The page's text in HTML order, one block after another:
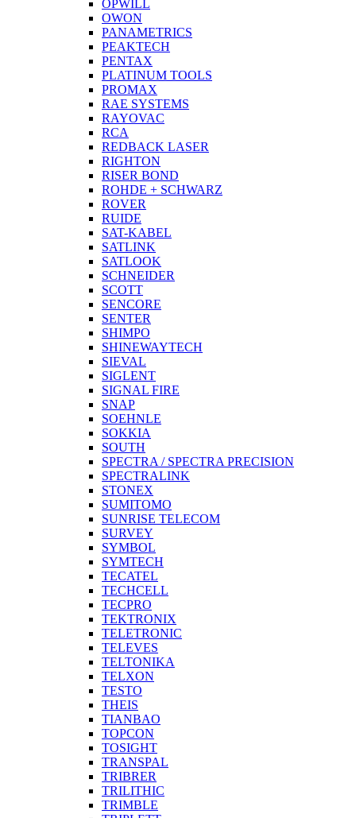
OPWILL
OWON
PANAMETRICS
PEAKTECH
PENTAX
PLATINUM TOOLS
PROMAX
RAE SYSTEMS
RAYOVAC
RCA
REDBACK LASER
RIGHTON
RISER BOND
ROHDE + SCHWARZ
ROVER
RUIDE
SAT-KABEL
SATLINK
SATLOOK
SCHNEIDER
SCOTT
SENCORE
SENTER
SHIMPO
SHINEWAYTECH
SIEVAL
SIGLENT
SIGNAL FIRE
SNAP
SOEHNLE
SOKKIA
SOUTH
SPECTRA / SPECTRA PRECISION
SPECTRALINK
STONEX
SUMITOMO
SUNRISE TELECOM
SURVEY
SYMBOL
SYMTECH
TECATEL
TECHCELL
TECPRO
TEKTRONIX
TELETRONIC
TELEVES
TELTONIKA
TELXON
TESTO
THEIS
TIANBAO
TOPCON
TOSIGHT
TRANSPAL
TRIBRER
TRILITHIC
TRIMBLE